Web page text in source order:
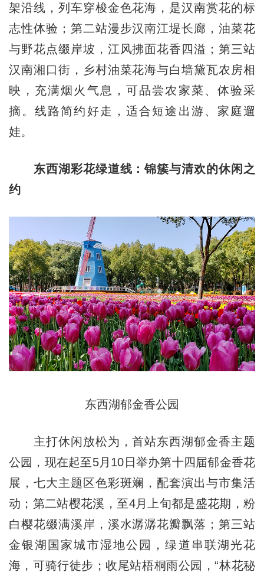
架沿线，列车穿梭金色花海，是汉南赏花的标
志性体验；第二站漫步汉南江堤长廊，油菜花
与野花点缀岸坡，江风拂面花香四溢；第三站
汉南湘口街，乡村油菜花海与白墙黛瓦农房相
映，充满烟火气息，可品尝农家菜、体验采
摘。线路简约好走，适合短途出游、家庭遛
娃。
东西湖彩花绿道线：锦簇与清欢的休闲之
约
东西湖郁金香公园
主打休闲放松为，首站东西湖郁金香主题
公园，现在起至5月10日举办第十四届郁金香花
展，七大主题区色彩斑斓，配套演出与市集活
动；第二站樱花溪，至4月上旬都是盛花期，粉
白樱花缀满溪岸，溪水潺潺花瓣飘落；第三站
金银湖国家城市湿地公园，绿道串联湖光花
海，可骑行徒步；收尾站梧桐雨公园，“林花秘